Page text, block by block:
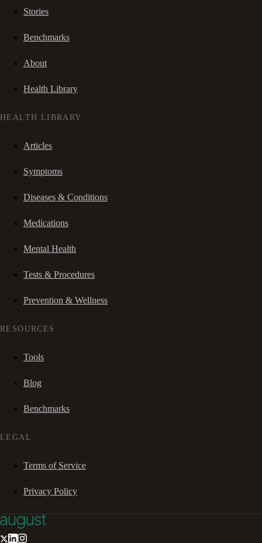
Stories
Benchmarks
About
Health Library
HEALTH LIBRARY
Articles
Symptoms
Diseases & Conditions
Medications
Mental Health
Tests & Procedures
Prevention & Wellness
RESOURCES
Tools
Blog
Benchmarks
LEGAL
Terms of Service
Privacy Policy